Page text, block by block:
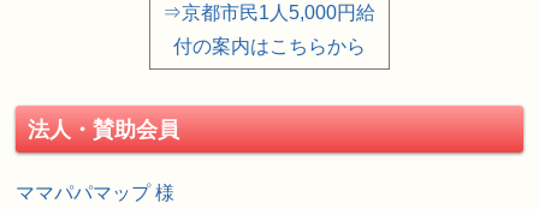
⇒京都市民1人5,000円給
付の案内はこちらから
法人・賛助会員
ママパパマップ 様